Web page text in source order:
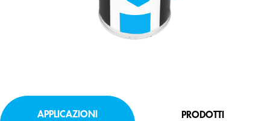
APPLICAZIONI PRODOTTI